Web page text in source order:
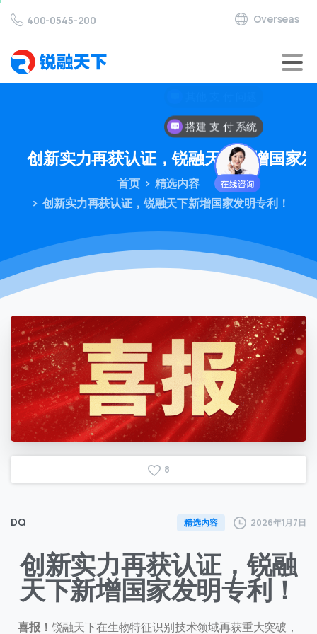
400-0545-200 Overseas
创新实力再获认证，锐融天下新增国家
首页
精选内容
创新实力再获认证，锐融天下新增国家发明专利！
8
DQ 精选内容 2026年1月7日
创新实力再获认证，锐融
天下新增国家发明专利！
喜报！ 锐融天下在生物特征识别技术领域再获重大突破，
搭建 支 付 系统